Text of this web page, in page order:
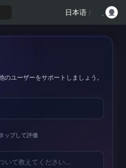
日本语 /
ユーザーをサポートしましょう。
タップして評価